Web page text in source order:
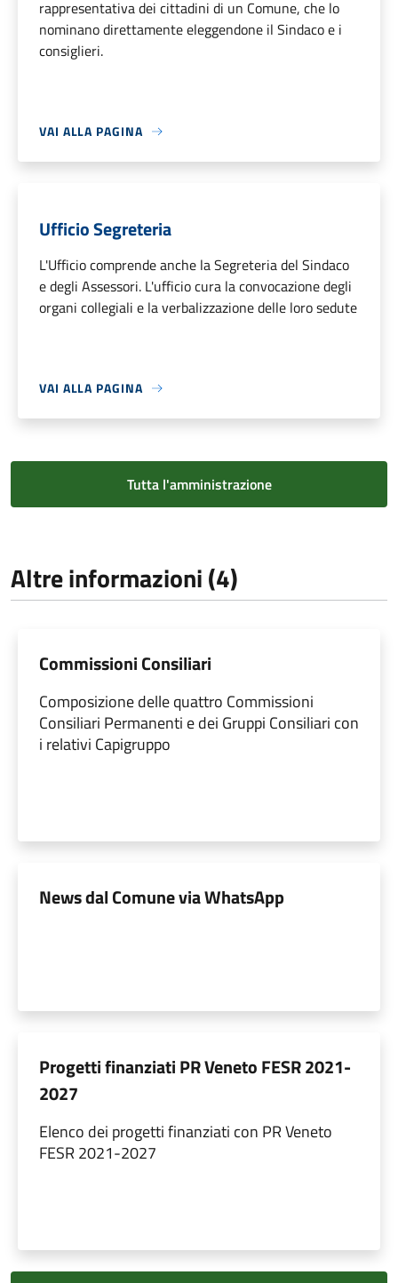
rappresentativa dei cittadini di un Comune, che lo
nominano direttamente eleggendone il Sindaco e i
consiglieri.
VAI ALLA PAGINA
Ufficio Segreteria
L'Ufficio comprende anche la Segreteria del Sindaco
e degli Assessori. L'ufficio cura la convocazione degli
organi collegiali e la verbalizzazione delle loro sedute
VAI ALLA PAGINA
Tutta l'amministrazione
Altre informazioni (4)
Commissioni Consiliari
Composizione delle quattro Commissioni
Consiliari Permanenti e dei Gruppi Consiliari con
i relativi Capigruppo
News dal Comune via WhatsApp
Progetti finanziati PR Veneto FESR 2021-
2027
Elenco dei progetti finanziati con PR Veneto
FESR 2021-2027